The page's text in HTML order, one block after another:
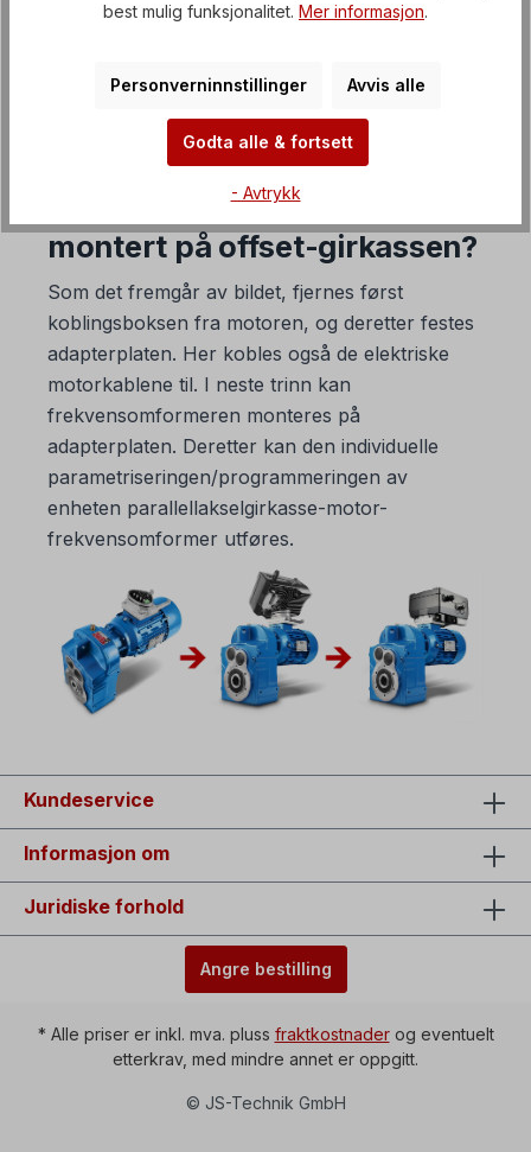
3. Hvordan er omformeren
montert på offset-girkassen?
Som det fremgår av bildet, fjernes først
koblingsboksen fra motoren, og deretter festes
adapterplaten. Her kobles også de elektriske
motorkablene til. I neste trinn kan
frekvensomformeren monteres på
adapterplaten. Deretter kan den individuelle
parametriseringen/programmeringen av
enheten parallellakselgirkasse-motor-
frekvensomformer utføres.
Kundeservice
Informasjon om
Juridiske forhold
Angre bestilling
* Alle priser er inkl. mva. pluss fraktkostnaderog eventuelt
etterkrav, med mindre annet er oppgitt.
© JS-Technik GmbH
best mulig funksjonalitet. Mer informasjon.
Personverninnstillinger Avvis alle
Godta alle & fortsett
- Avtrykk